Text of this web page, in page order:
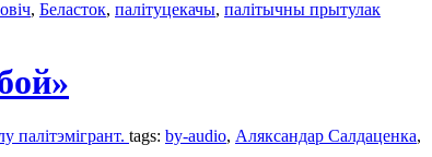
, Беласток, палітуцекачы, палітычны прытулак
палітэмігрант. tags: by-audio, Аляксандар Салдаценка,